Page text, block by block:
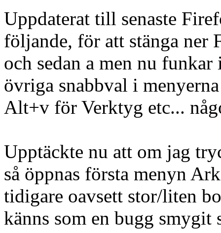
Uppdaterat till senaste
följande, för att stänga
och sedan a men nu funkar
övriga snabbval i
Alt+v för Verktyg etc...
Upptäckte nu att om jag
så öppnas första menyn
tidigare oavsett stor/liten
känns som en bugg smygit